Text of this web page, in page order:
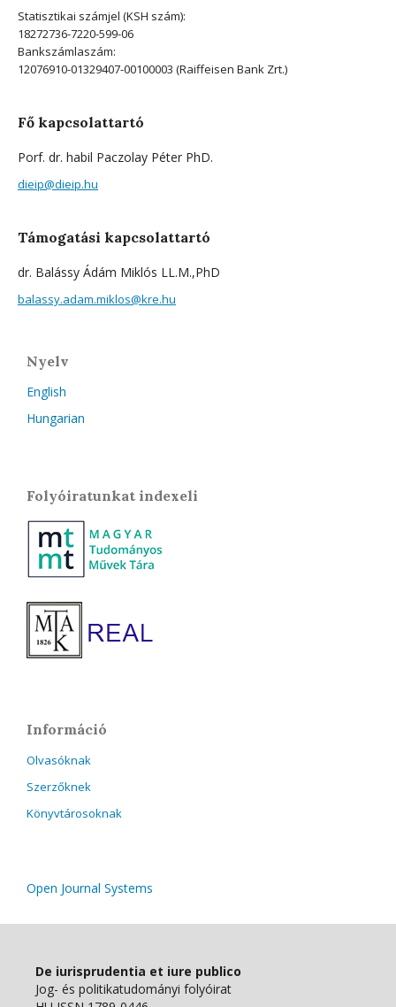
Statisztikai számjel (KSH szám):
18272736-7220-599-06
Bankszámlaszám:
12076910-01329407-00100003 (Raiffeisen Bank Zrt.)
Fő kapcsolattartó
Porf. dr. habil Paczolay Péter PhD.
dieip@dieip.hu
Támogatási kapcsolattartó
dr. Balássy Ádám Miklós LL.M.,PhD
balassy.adam.miklos@kre.hu
Nyelv
English
Hungarian
Folyóiratunkat indexeli
Információ
Olvasóknak
Szerzőknek
Könyvtárosoknak
Open Journal Systems
De iurisprudentia et iure publico
Jog- és politikatudományi folyóirat